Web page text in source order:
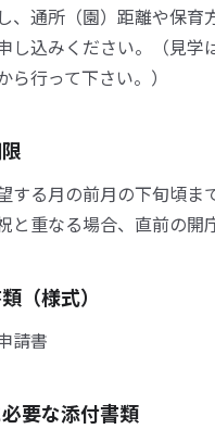
、通所（園）距離や保育
し込みください。（見学
ら行って下さい。）
する月の前月の下旬頃ま
と重なる場合、直前の開
（様式）
請書
要な添付書類